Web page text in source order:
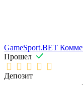
GameSport.BET
Прошел
Депозит